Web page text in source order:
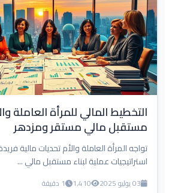
التخطيط المالي للمرأة العاملة
مستقبل مالي مستقر ومزدهر
تواجه المرأة العاملة والأم تحديات مالية
استراتيجيات عملية لبناء مستقبل مالي ...
03 يوليو 2025 1,410 1 دقيقة